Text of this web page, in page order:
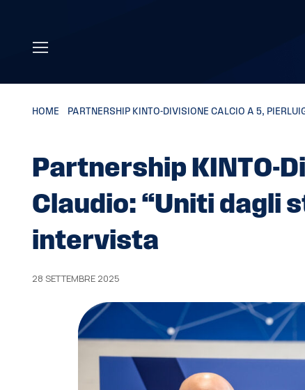
HOME PARTNERSHIP KINTO-DIVISIONE CALCIO A 5,
Partnership KINTO-
Claudio: “Uniti dagli
intervista
28 SETTEMBRE 2025